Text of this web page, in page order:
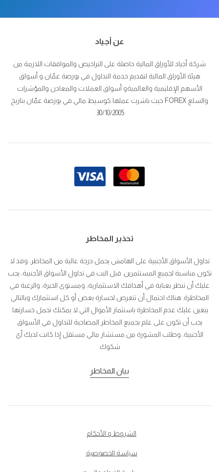
عن أجياد
شركة أجياد للأوراق المالية حاصلة على التراخيص والموافقات اللازمة من
هيئة الأوراق المالية لتقديم خدمة التداول في بورصة عمّان و أسواق
الأسهم الإقليمية والعالميةو أسواق العملات والمعادن والمؤشرات
والسلع FOREX حيث باشرت عملها كوسيط مالي في بورصة عمّان بتاريخ
30/10/2005.
تحذير المخاطر
تداول الأسواق الأجنبية على الهامش يحمل درجة عالية من المخاطر، وقد لا
تكون مناسبة لجميع المستثمرين. قبل البت في تداول الأسواق الأجنبية، يجب
عليك أن تنظر بعناية في أهدافك الاستثمارية، ومستوى الخبرة، والرغبة في
المخاطرة. هناك احتمال أن تتعرض لخسارة بعض أو كل استثمارك وبالتالي
يتعين عليك عدم المخاطرة باستثمار الأموال التي لا يمكنك تحمل خسارتها.
يجب أن تكون على علم بجميع المخاطر المصاحبة للتداول في الأسواق
الأجنبية، وطلب المشورة من مستشار مالي مستقل إذا كانت لديك أي
شكوك.
بيان المخاطر
الشروط و الأحكام
سياسة الخصوصية